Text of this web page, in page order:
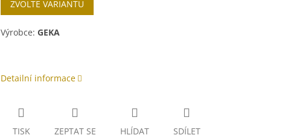
cena:
ZVOLTE VARIANTU
Výrobce: GEKA
Detailní informace
TISK ZEPTAT SE HLÍDAT SDÍLET